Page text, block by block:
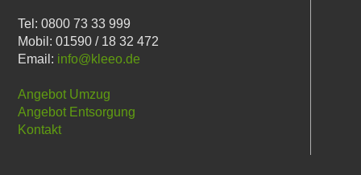
Tel: 0800 73 33 999
Mobil: 01590 / 18 32 472
Email: info@kleeo.de
Angebot Umzug
Angebot Entsorgung
Kontakt